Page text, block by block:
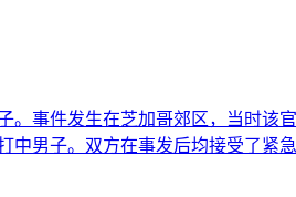
事件发生在芝加哥郊区，当时该
男子。双方在事发后均接受了紧